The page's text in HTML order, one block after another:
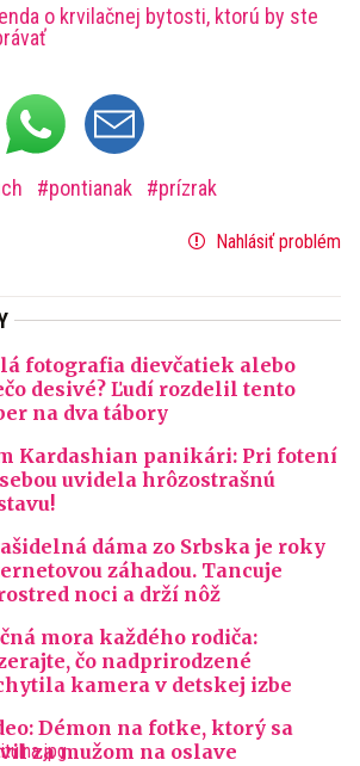
o krvilačnej bytosti, ktorú by ste
pontianak prízrak
Nahlásiť problém
fotografia dievčatiek alebo
desivé? Ľudí rozdelil tento
na dva tábory
Kardashian panikári: Pri fotení
uvidela hrôzostrašnú
dáma zo Srbska je roky
záhadou. Tancuje
noci a drží nôž
mora každého rodiča:
čo nadprirodzené
kamera v detskej izbe
Démon na fotke, ktorý sa
za mužom na oslave